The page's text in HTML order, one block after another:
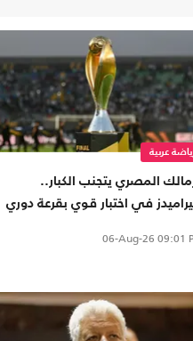
عربية
المصري يتجنب الكبار..
في اختبار قوي بقرعة دوري
06-Aug-26 09:01